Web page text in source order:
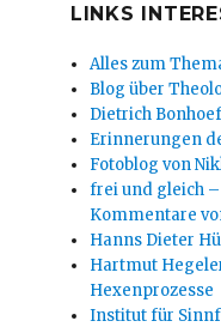
LINKS
Alles zum
Blog über
Dietrich
Erinnerungen
Fotoblog von
frei und gleich
Kommentare
Hanns Dieter
Hartmut
Hexenprozesse
Institut für